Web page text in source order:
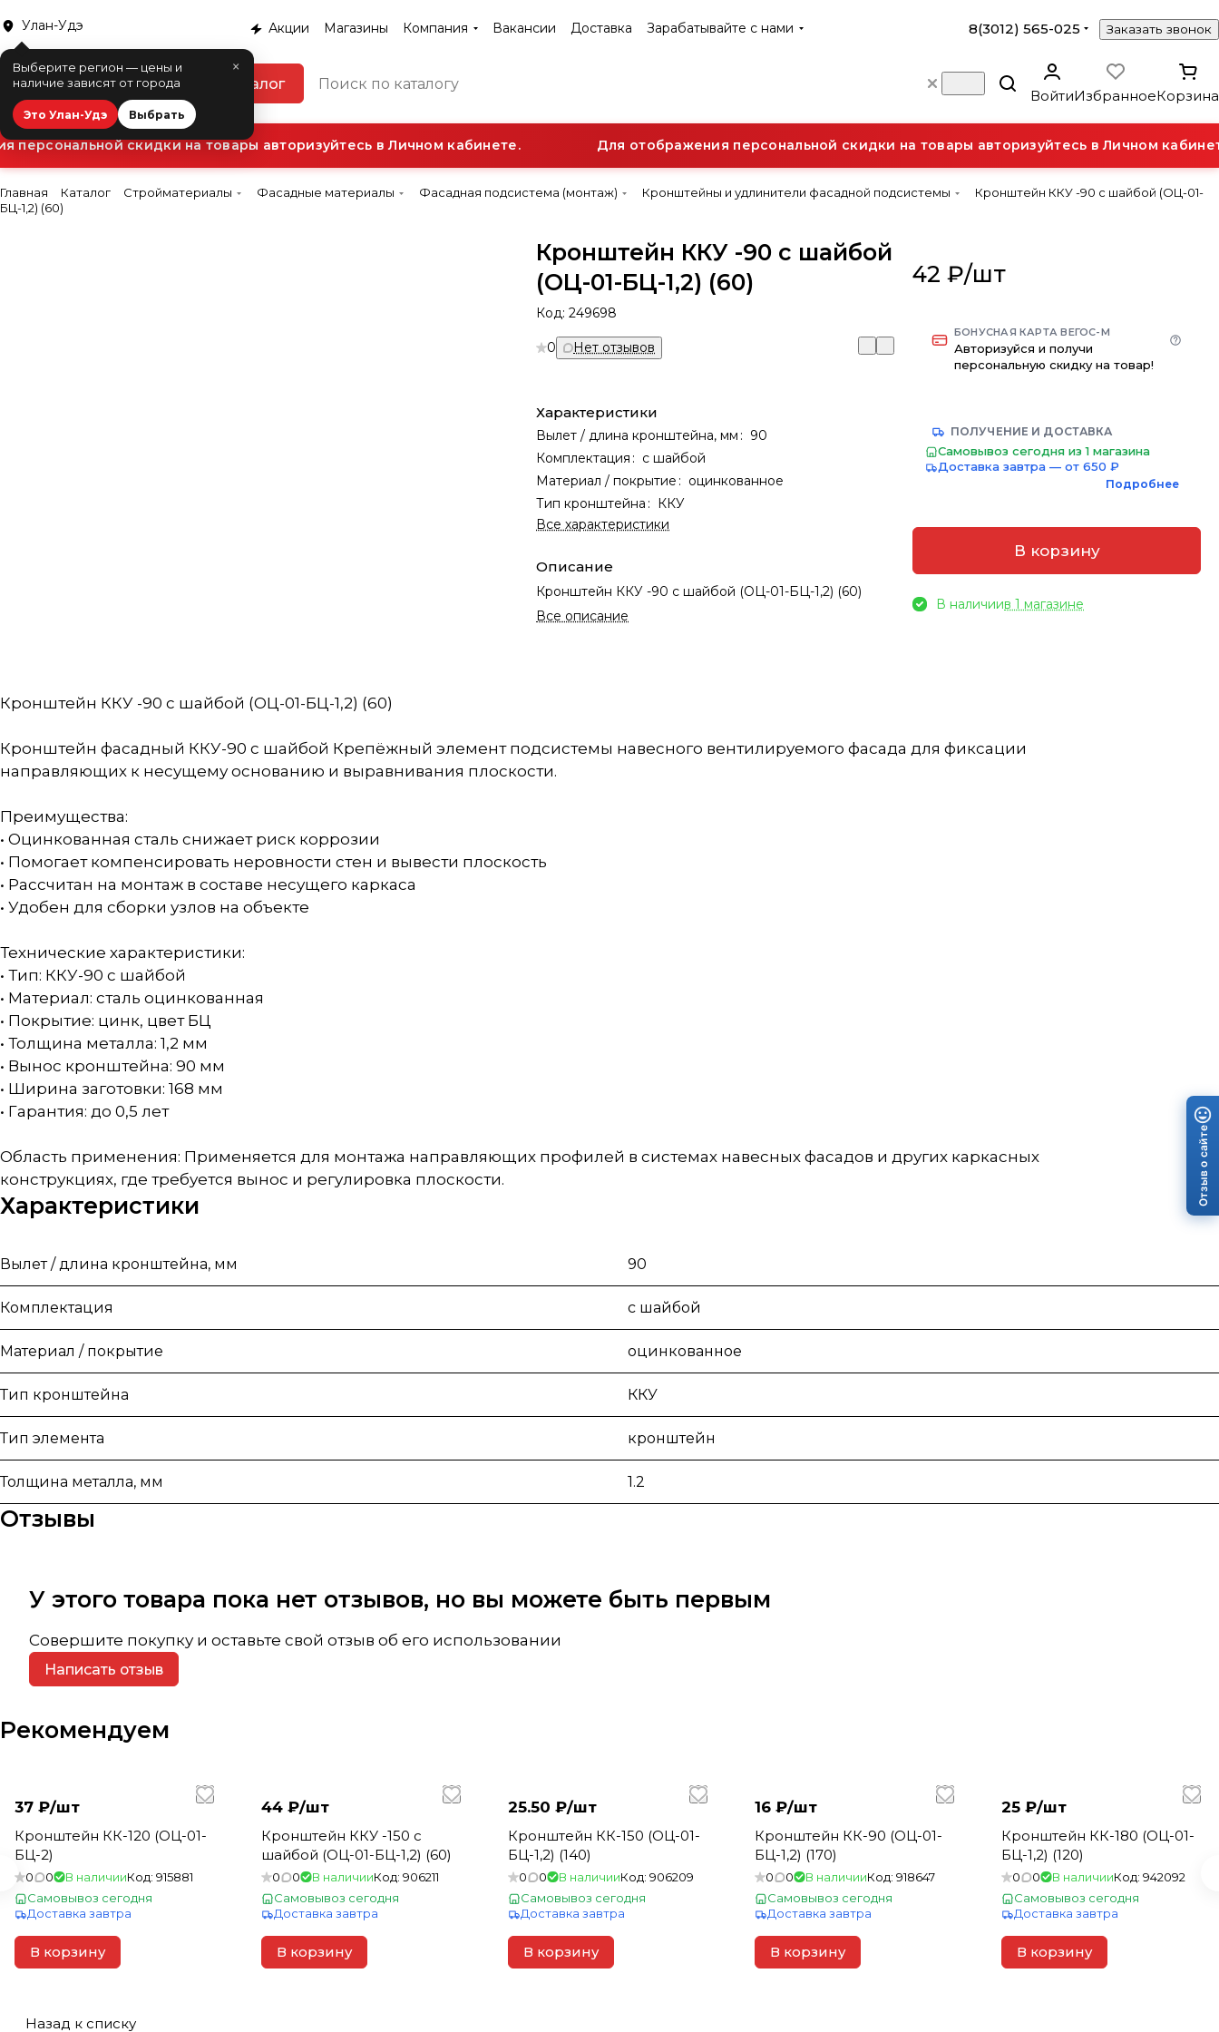
Улан-Удэ
×
Выберите регион — цены и
наличие зависят от города
Это Улан-Удэ Выбрать
Акции Магазины Компания Вакансии Доставка Зарабатывайте с нами 8(3012) 565-025 Заказать звонок
Каталог
ВойтиИзбранноеКорзина
скидки на товары авторизуйтесь в Личном кабинете. Для отображения персональной скидки на товары авторизуйтесь в Личном
Главная Каталог Стройматериалы Фасадные материалы Фасадная подсистема (монтаж) Кронштейны и удлинители фасадной подсистемы
Кронштейн ККУ -90 с шайбой (ОЦ-01-
БЦ-1,2) (60)
Кронштейн ККУ -90 с шайбой
(ОЦ-01-БЦ-1,2) (60)
Код:249698
0 Нет отзывов
Характеристики
Вылет / длина кронштейна, мм : 90
Комплектация : с шайбой
Материал / покрытие : оцинкованное
Тип кронштейна : ККУ
Все характеристики
Описание
Кронштейн ККУ -90 с шайбой (ОЦ-01-БЦ-1,2) (60)
Все описание
42 ₽/шт
БОНУСНАЯ КАРТА ВЕГОС-М
Авторизуйся и получи
персональную скидку на товар!
ПОЛУЧЕНИЕ И ДОСТАВКА
Самовывоз сегодня из 1 магазина
Доставка завтра — от 650 ₽
Подробнее
В корзину
В наличиив 1 магазине
Кронштейн ККУ -90 с шайбой (ОЦ-01-БЦ-1,2) (60)
Кронштейн фасадный ККУ-90 с шайбой Крепёжный элемент подсистемы навесного вентилируемого фасада для фиксации
направляющих к несущему основанию и выравнивания плоскости.
Преимущества:
• Оцинкованная сталь снижает риск коррозии
• Помогает компенсировать неровности стен и вывести плоскость
• Рассчитан на монтаж в составе несущего каркаса
• Удобен для сборки узлов на объекте
Технические характеристики:
• Тип: ККУ-90 с шайбой
• Материал: сталь оцинкованная
• Покрытие: цинк, цвет БЦ
• Толщина металла: 1,2 мм
• Вынос кронштейна: 90 мм
• Ширина заготовки: 168 мм
• Гарантия: до 0,5 лет
Область применения: Применяется для монтажа направляющих профилей в системах навесных фасадов и других каркасных
конструкциях, где требуется вынос и регулировка плоскости.
Характеристики
Вылет / длина кронштейна, мм 90
Комплектация с шайбой
Материал / покрытие оцинкованное
Тип кронштейна ККУ
Тип элемента кронштейн
Толщина металла, мм 1.2
Отзывы
У этого товара пока нет отзывов, но вы можете быть первым
Совершите покупку и оставьте свой отзыв об его использовании
Написать отзыв
Рекомендуем
37 ₽/шт
Кронштейн КК-120 (ОЦ-01-
БЦ-2)
0 0 В наличииКод: 915881
Самовывоз сегодня
Доставка завтра
В корзину
44 ₽/шт
Кронштейн ККУ -150 с
шайбой (ОЦ-01-БЦ-1,2) (60)
0 0 В наличииКод: 906211
Самовывоз сегодня
Доставка завтра
В корзину
25.50 ₽/шт
Кронштейн КК-150 (ОЦ-01-
БЦ-1,2) (140)
0 0 В наличииКод: 906209
Самовывоз сегодня
Доставка завтра
В корзину
16 ₽/шт
Кронштейн КК-90 (ОЦ-01-
БЦ-1,2) (170)
0 0 В наличииКод: 918647
Самовывоз сегодня
Доставка завтра
В корзину
25 ₽/шт
Кронштейн КК-180 (ОЦ-01-
БЦ-1,2) (120)
0 0 В наличииКод: 942092
Самовывоз сегодня
Доставка завтра
В корзину
Назад к списку
Отзыв о сайте